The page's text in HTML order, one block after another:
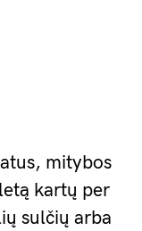
mitybos
kartų per
sulčių arba